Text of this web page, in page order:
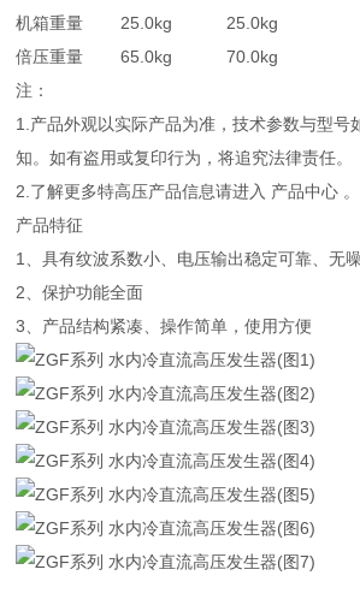
机箱重量
25.0kg
25.0kg
倍压重量
65.0kg
70.0kg
注：
1.产品外观以实际产品为准，技术参数与型号
知。如有盗用或复印行为，将追究法律责任。
2.了解更多特高压产品信息请进入 产品中心 。
产品特征
1、具有纹波系数小、电压输出稳定可靠、无
2、保护功能全面
3、产品结构紧凑、操作简单，使用方便